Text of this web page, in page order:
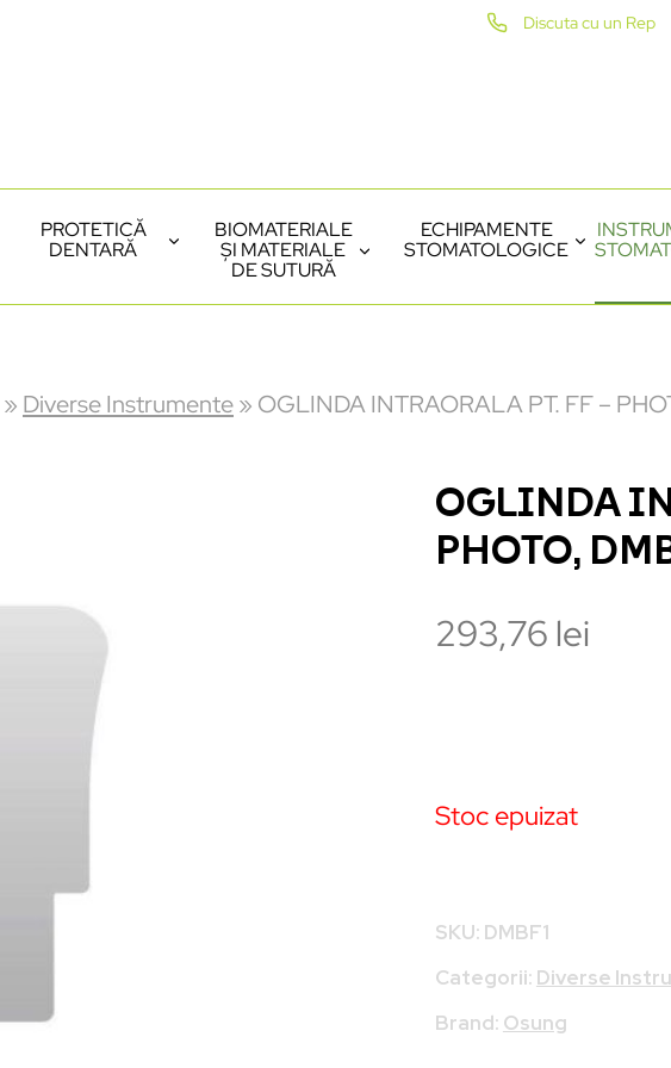
Discuta cu un Rep
PROTETICĂ
DENTARĂ
BIOMATERIALE
ȘI MATERIALE
DE SUTURĂ
ECHIPAMENTE
STOMATOLOGICE
» Diverse Instrumente» OGLINDA INTRAORALA PT. FF –
OGLINDA
PHOTO,
293,76 lei
Stoc epuizat
SKU: DMBF1
Categorii: Diverse
Brand: Osung